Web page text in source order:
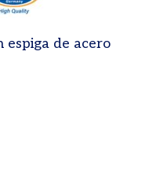
espiga de acero